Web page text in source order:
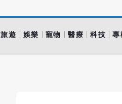
旅遊 娛樂 寵物 醫療 科技 專